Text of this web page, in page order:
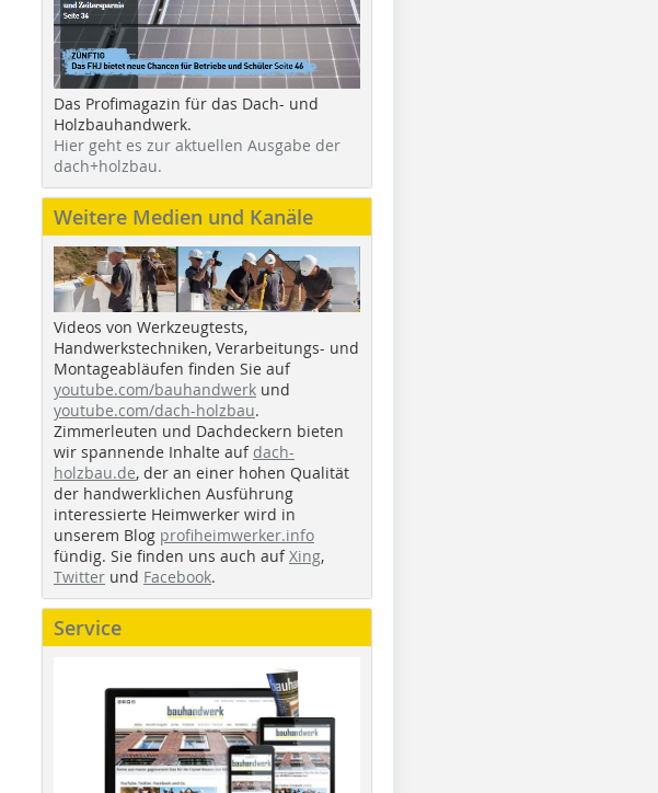
Das Profimagazin für das Dach- und
Holzbauhandwerk.
Hier geht es zur aktuellen Ausgabe der
dach+holzbau.
Weitere Medien und Kanäle
Videos von Werkzeugtests,
Handwerkstechniken, Verarbeitungs- und
Montageabläufen finden Sie auf
youtube.com/bauhandwerk und
youtube.com/dach-holzbau.
Zimmerleuten und Dachdeckern bieten
wir spannende Inhalte auf dach-
holzbau.de, der an einer hohen Qualität
der handwerklichen Ausführung
interessierte Heimwerker wird in
unserem Blog profiheimwerker.info
fündig. Sie finden uns auch aufXing,
Twitter und Facebook.
Service